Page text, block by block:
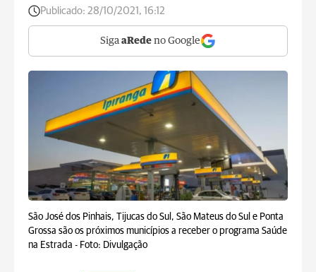
Publicado: 28/10/2021, 16:12
Siga aRede no Google
São José dos Pinhais, Tijucas do Sul, São Mateus do Sul e Ponta
Grossa são os próximos municípios a receber o programa Saúde
na Estrada - Foto: Divulgação